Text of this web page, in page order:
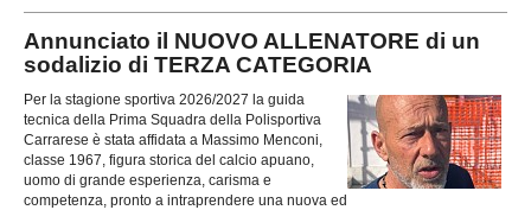
Annunciato il NUOVO ALLENATORE di un
sodalizio di TERZA CATEGORIA
Per la stagione sportiva 2026/2027 la guida
tecnica della Prima Squadra della Polisportiva
Carrarese è stata affidata a Massimo Menconi,
classe 1967, figura storica del calcio apuano,
uomo di grande esperienza, carisma e
competenza, pronto a intraprendere una nuova ed